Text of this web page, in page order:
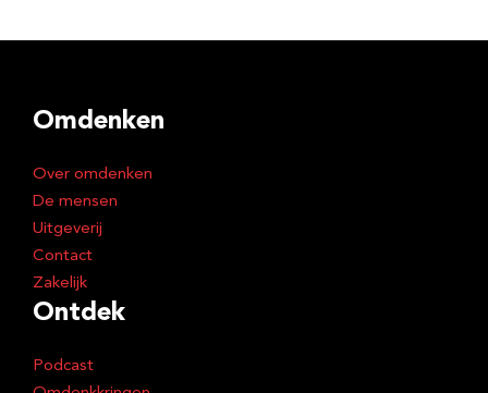
Omdenken
Over omdenken
De mensen
Uitgeverij
Contact
Zakelijk
Ontdek
Podcast